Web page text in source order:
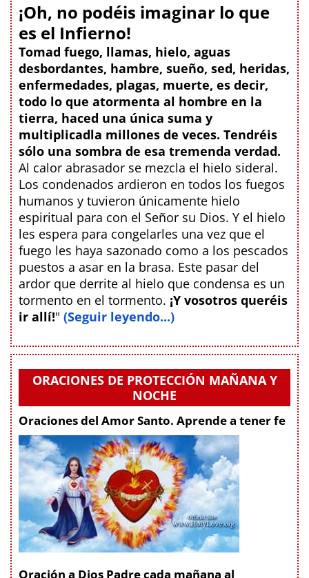
¡Oh, no podéis imaginar lo que
es el Infierno!
Tomad fuego, llamas, hielo, aguas
desbordantes, hambre, sueño, sed, heridas,
enfermedades, plagas, muerte, es decir,
todo lo que atormenta al hombre en la
tierra, haced una única suma y
multiplicadla millones de veces. Tendréis
sólo una sombra de esa tremenda verdad.
Al calor abrasador se mezcla el hielo sideral.
Los condenados ardieron en todos los fuegos
humanos y tuvieron únicamente hielo
espiritual para con el Señor su Dios. Y el hielo
les espera para congelarles una vez que el
fuego les haya sazonado como a los pescados
puestos a asar en la brasa. Este pasar del
ardor que derrite al hielo que condensa es un
tormento en el tormento. ¡Y vosotros queréis
ir allí!" (Seguir leyendo...)
ORACIONES DE PROTECCIÓN MAÑANA Y
NOCHE
Oraciones del Amor Santo. Aprende a tener fe
Oración a Dios Padre cada mañana al